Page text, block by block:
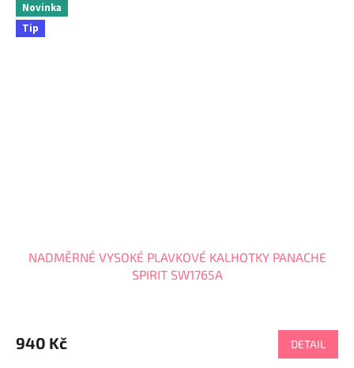
Novinka
Tip
NADMĚRNÉ VYSOKÉ PLAVKOVÉ KALHOTKY PANACHE
SPIRIT SW1765A
940 Kč DETAIL